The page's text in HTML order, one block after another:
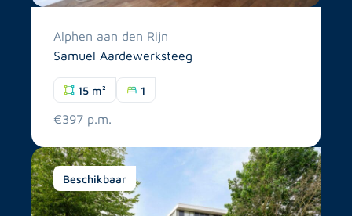
Alphen aan den Rijn
Samuel Aardewerksteeg
15 m² 1
€397 p.m.
Beschikbaar